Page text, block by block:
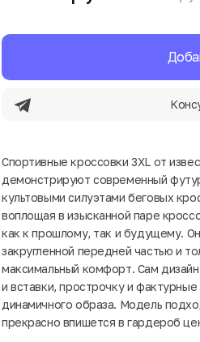
Спортивные кроссовки 3XL от
демонстрируют современный
культовыми силуэтами беговых
воплощая в изысканной паре
как к прошлому, так и будущему.
закругленной передней частью и
максимальный комфорт. Сам
и вставки, прострочку и
динамичного образа. Модель
прекрасно впишется в гардероб